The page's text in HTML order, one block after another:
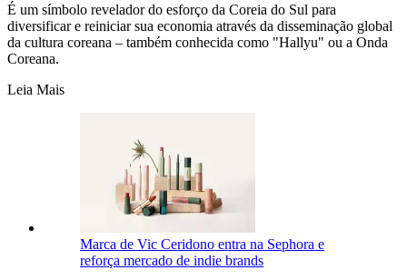
É um símbolo revelador do esforço da Coreia do Sul para
diversificar e reiniciar sua economia através da disseminação global
da cultura coreana – também conhecida como "Hallyu" ou a Onda
Coreana.
Leia Mais
Marca de Vic Ceridono entra na Sephora e
reforça mercado de indie brands